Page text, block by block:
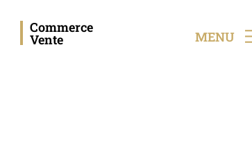
Commerce
Vente MENU